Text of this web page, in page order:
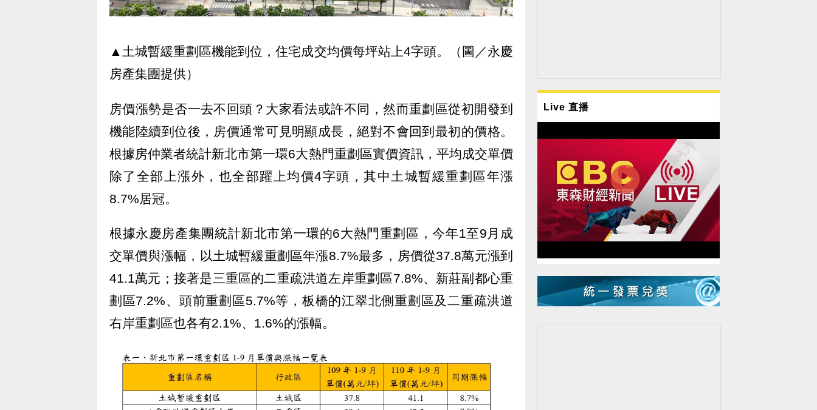
▲土城暫緩重劃區機能到位，住宅成交均價每坪站上4字頭。（圖／永慶
房產集團提供）
房價漲勢是否一去不回頭？大家看法或許不同，然而重劃區從初開發到
機能陸續到位後，房價通常可見明顯成長，絕對不會回到最初的價格。
根據房仲業者統計新北市第一環6大熱門重劃區實價資訊，平均成交單價
除了全部上漲外，也全部躍上均價4字頭，其中土城暫緩重劃區年漲
8.7%居冠。
根據永慶房產集團統計新北市第一環的6大熱門重劃區，今年1至9月成
交單價與漲幅，以土城暫緩重劃區年漲8.7%最多，房價從37.8萬元漲到
41.1萬元；接著是三重區的二重疏洪道左岸重劃區7.8%、新莊副都心重
劃區7.2%、頭前重劃區5.7%等，板橋的江翠北側重劃區及二重疏洪道
右岸重劃區也各有2.1%、1.6%的漲幅。
Live 直播